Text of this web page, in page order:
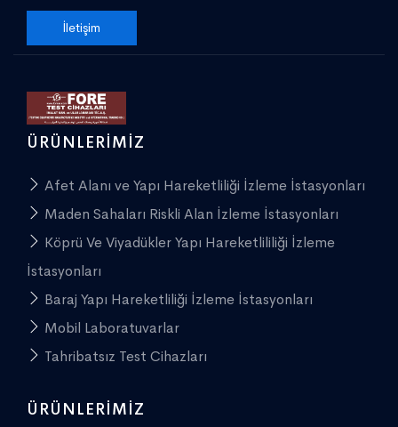
İletişim
ÜRÜNLERIMIZ
Afet Alanı ve Yapı Hareketliliği İzleme İstasyonları
Maden Sahaları Riskli Alan İzleme İstasyonları
Köprü Ve Viyadükler Yapı Hareketlililiği İzleme
İstasyonları
Baraj Yapı Hareketliliği İzleme İstasyonları
Mobil Laboratuvarlar
Tahribatsız Test Cihazları
ÜRÜNLERIMIZ